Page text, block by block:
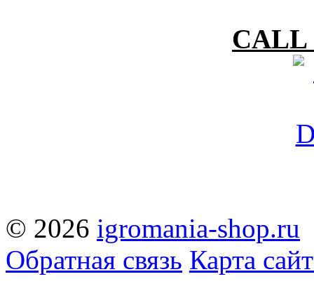
CALL
© 2026 igromania-shop.ru
Обратная связь Карта